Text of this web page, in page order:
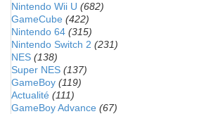
Nintendo Wii U (682)
GameCube (422)
Nintendo 64 (315)
Nintendo Switch 2 (231)
NES (138)
Super NES (137)
GameBoy (119)
Actualité (111)
GameBoy Advance (67)